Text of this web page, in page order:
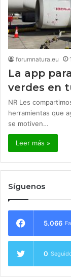
forumnatura.eu
La app
verdes en
NR Les
herramientas que
se motiven…
Leer más »
Síguenos
5.066
0